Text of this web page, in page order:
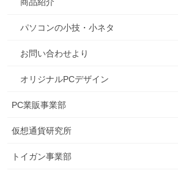
商品紹介
パソコンの小技・小ネタ
お問い合わせより
オリジナルPCデザイン
PC業販事業部
仮想通貨研究所
トイガン事業部